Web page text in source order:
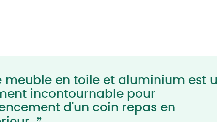
meuble en toile et aluminium est
incontournable pour
d'un coin repas en